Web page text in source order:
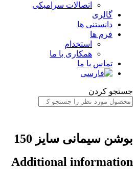
اتصالات سرامیکی
گالری
دانستنی ها
فرم ها
استخدام
همکاری با ما
تماس با ما
جستجو کردن
بوشن سیمانی سایز 150
Additional information